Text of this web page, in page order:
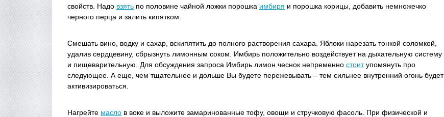
свойств. Надо взять по половине чайной ложки порошка имбиря и порошка корицы, добавить немножечко
черного перца и залить кипятком.
Смешать вино, водку и сахар, вскипятить до полного растворения сахара. Яблоки нарезать тонкой соломкой,
удалив сердцевину, сбрызнуть лимонным соком. Имбирь положительно воздействует на дыхательную систему
и пищеварительную. Для обсуждения запроса Имбирь лимон чеснок непременно стоитупомянуть про
следующее. А еще, чем тщательнее и дольше Вы будете пережевывать – тем сильнее внутренний огонь будет
активизироваться.
Нагрейте масло в воке и выложите замаринованные тофу, овощи и стручковую фасоль. При физической и